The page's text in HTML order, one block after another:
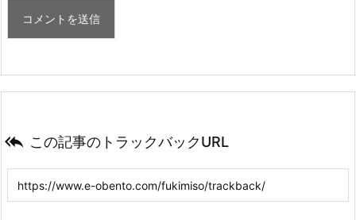
 この記事のトラックバックURL